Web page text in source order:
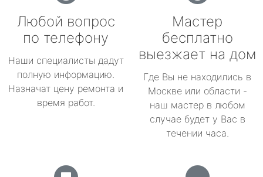
Любой вопрос
по телефону
Наши специалисты дадут
полную информацию.
Назначат цену ремонта и
время работ.
Мастер
бесплатно
выезжает на дом
Где Вы не находились в
Москве или области -
наш мастер в любом
случае будет у Вас в
течении часа.